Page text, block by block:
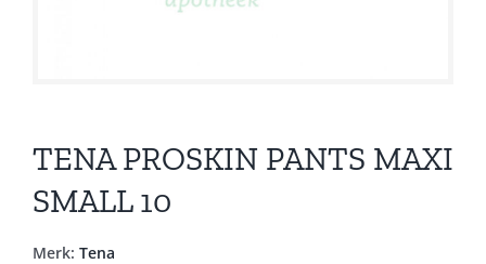
TENA PROSKIN PANTS MAXI
SMALL 10
Merk: Tena